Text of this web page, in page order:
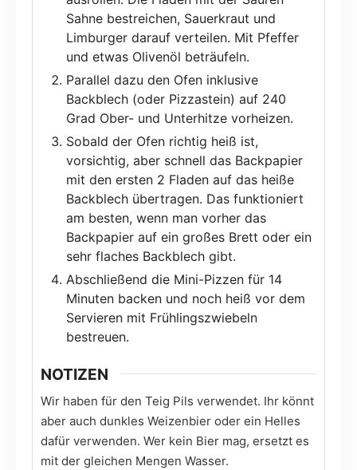
Sahne bestreichen, Sauerkraut und
Limburger darauf verteilen. Mit Pfeffer
und etwas Olivenöl beträufeln.
Parallel dazu den Ofen inklusive
Backblech (oder Pizzastein) auf 240
Grad Ober- und Unterhitze vorheizen.
Sobald der Ofen richtig heiß ist,
vorsichtig, aber schnell das Backpapier
mit den ersten 2 Fladen auf das heiße
Backblech übertragen. Das funktioniert
am besten, wenn man vorher das
Backpapier auf ein großes Brett oder ein
sehr flaches Backblech gibt.
Abschließend die Mini-Pizzen für 14
Minuten backen und noch heiß vor dem
Servieren mit Frühlingszwiebeln
bestreuen.
NOTIZEN
Wir haben für den Teig Pils verwendet. Ihr könnt
aber auch dunkles Weizenbier oder ein Helles
dafür verwenden. Wer kein Bier mag, ersetzt es
mit der gleichen Mengen Wasser.